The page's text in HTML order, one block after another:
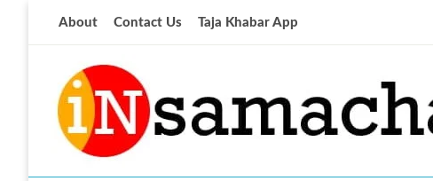
About Contact Us Taja Khabar App